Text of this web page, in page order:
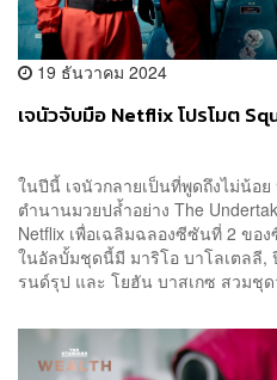
19 ธันวาคม 2024
เจนัวจับมือ Netflix โปรโมต
ในปีนี้ เจนัวกลายเป็นที่พูดถึงไม่น้อ
ตำนานมวยปล้ำอย่าง The
Netflix เพื่อเฉลิมฉลองซีซันที่ 2 ขอ
ในอัลบั้มชุดนี้มี มาริโอ บาโลเตลลี,
รนด์รุป และ โยฮัน บาสเกซ สวมชุด